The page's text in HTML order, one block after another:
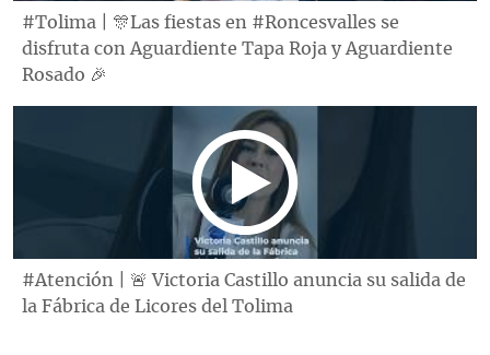
#Tolima | 🎊Las fiestas en #Roncesvalles se
disfruta con Aguardiente Tapa Roja y Aguardiente
Rosado 🎉
#Atención | 🚨 Victoria Castillo anuncia su salida de
la Fábrica de Licores del Tolima